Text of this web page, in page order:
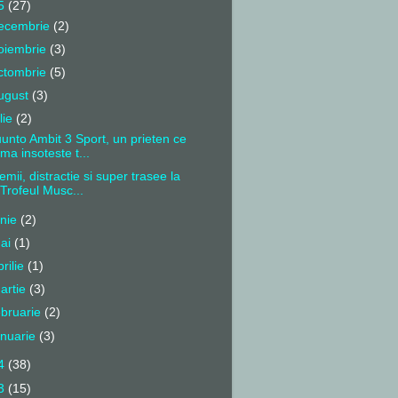
(27)
(2)
(3)
(5)
(3)
(2)
Ambit 3 Sport, un prieten ce
ma insoteste t...
distractie si super trasee la
Trofeul Musc...
(2)
(1)
(1)
(3)
(2)
(3)
(38)
(15)